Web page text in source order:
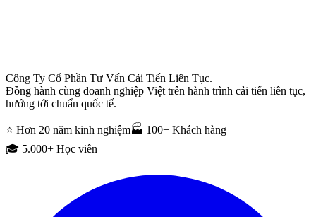
Công Ty Cổ Phần Tư Vấn Cải Tiến Liên Tục.
Đồng hành cùng doanh nghiệp Việt trên hành trình cải tiến liên tục,
hướng tới chuẩn quốc tế.
⭐ Hơn 20 năm kinh nghiệm🏭 100+ Khách hàng
🎓 5.000+ Học viên